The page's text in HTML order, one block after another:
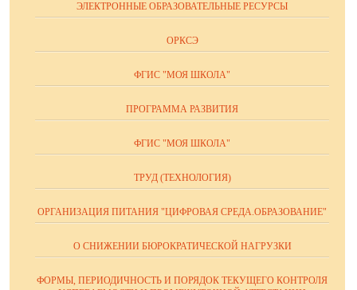
ЭЛЕКТРОННЫЕ ОБРАЗОВАТЕЛЬНЫЕ РЕСУРСЫ
ОРКСЭ
ФГИС "МОЯ ШКОЛА"
ПРОГРАММА РАЗВИТИЯ
ФГИС "МОЯ ШКОЛА"
ТРУД (ТЕХНОЛОГИЯ)
ОРГАНИЗАЦИЯ ПИТАНИЯ "ЦИФРОВАЯ СРЕДА.ОБРАЗОВАНИЕ"
О СНИЖЕНИИ БЮРОКРАТИЧЕСКОЙ НАГРУЗКИ
ФОРМЫ, ПЕРИОДИЧНОСТЬ И ПОРЯДОК ТЕКУЩЕГО КОНТРОЛЯ